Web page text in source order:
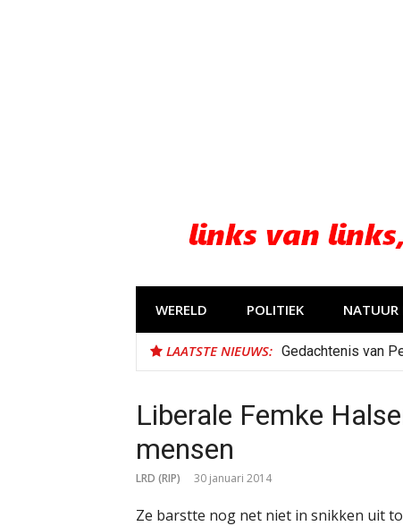
WERELD POLITIEK NATUUR
LAATSTE NIEUWS: Gedachtenis van
Liberale Femke
mensen
LRD (RIP) 30 januari 2014
Ze barstte nog net niet in snikken uit